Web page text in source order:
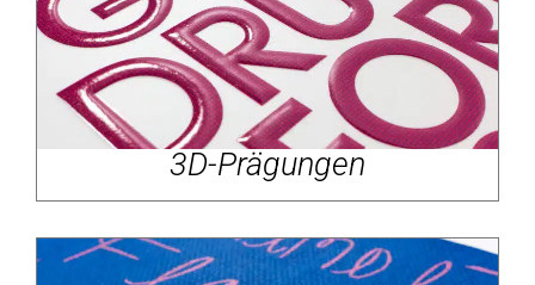
3D-Prägungen